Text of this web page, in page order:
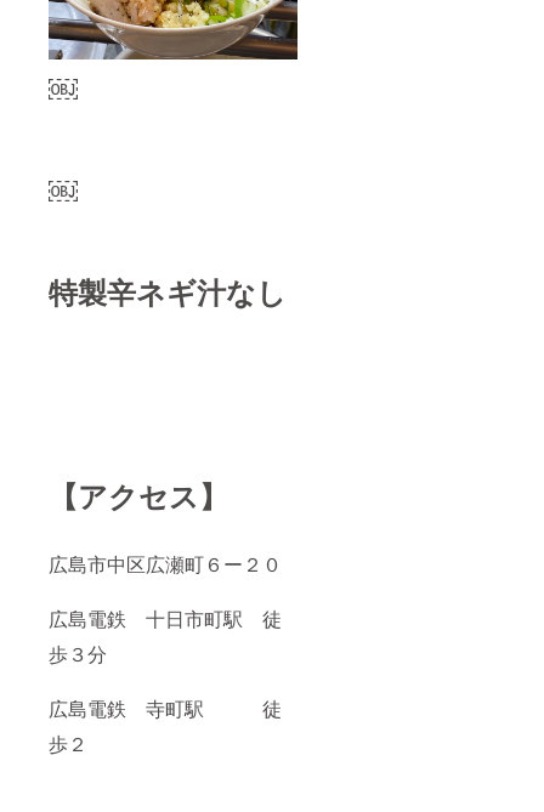
￼
￼
特製辛ネギ汁なし
【アクセス】
広島市中区広瀬町６ー２０
広島電鉄 十日市町駅 徒
歩３分
広島電鉄 寺町駅 徒
歩２